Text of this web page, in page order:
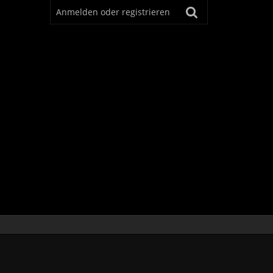
Anmelden oder registrieren